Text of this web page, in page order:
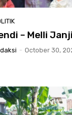
– Melli
- October 30,